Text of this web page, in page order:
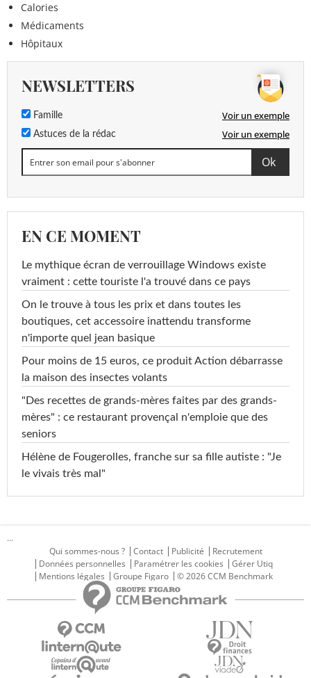
Calories
Médicaments
Hôpitaux
NEWSLETTERS
Famille Voir un exemple
Astuces de la rédac Voir un exemple
EN CE MOMENT
Le mythique écran de verrouillage Windows existe
vraiment : cette touriste l'a trouvé dans ce pays
On le trouve à tous les prix et dans toutes les
boutiques, cet accessoire inattendu transforme
n'importe quel jean basique
Pour moins de 15 euros, ce produit Action débarrasse
la maison des insectes volants
"Des recettes de grands-mères faites par des grands-
mères" : ce restaurant provençal n'emploie que des
seniors
Hélène de Fougerolles, franche sur sa fille autiste : "Je
le vivais très mal"
...
Qui sommes-nous ?
Contact Publicité
Recrutement
Données personnelles
Paramétrer les cookies
Gérer Utiq
Mentions légales
Groupe Figaro © 2026 CCM Benchmark